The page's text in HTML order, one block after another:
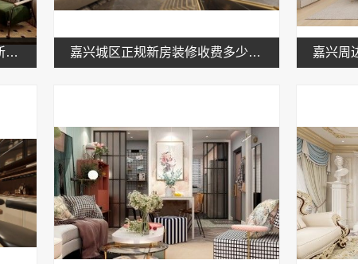
嘉兴美居乐建材科技有限公司新房装修联系电话一览 嘉兴城区正规新房装修收费多少？嘉兴美居乐建材